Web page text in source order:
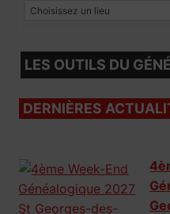
LES OUTILS DU
DERNIÈRES